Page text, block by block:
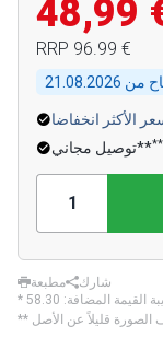
48,99
RRP ‏96.99 €
من 21.08.2026
الأكثر انخفاضا
توصيل مجاني****
مطبعة
شارك